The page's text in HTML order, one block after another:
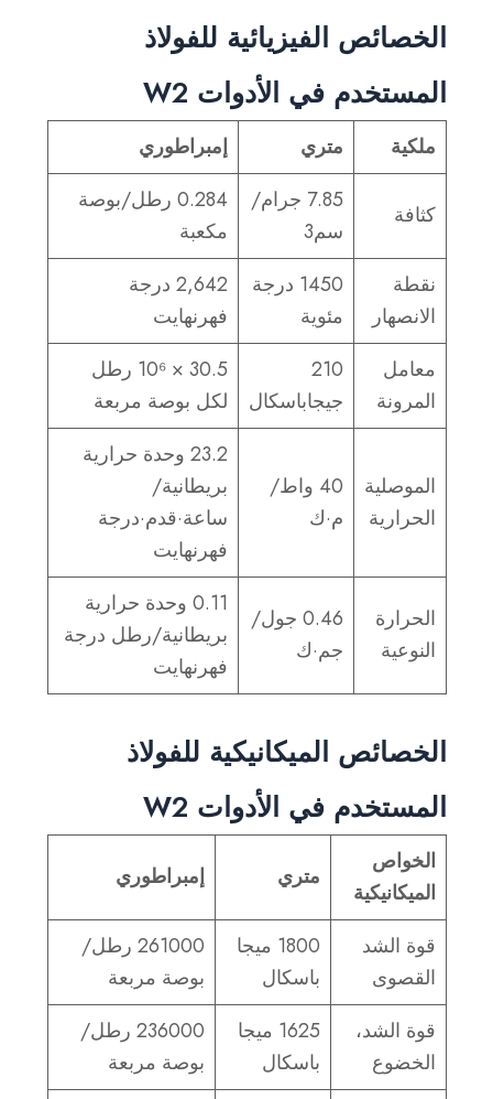
الخصائص الفيزيائية للفولاذ
المستخدم في الأدوات W2
ملكية متري إمبراطوري
كثافة
7.85 جرام/
سم3
0.284 رطل/بوصة
مكعبة
نقطة
الانصهار
1450 درجة
مئوية
2,642 درجة
فهرنهايت
معامل
المرونة
210
جيجاباسكال
30.5 × 10⁶ رطل
لكل بوصة مربعة
الموصلية
الحرارية
40 واط/
م·ك
23.2 وحدة حرارية
بريطانية/
ساعة·قدم·درجة
فهرنهايت
الحرارة
النوعية
0.46 جول/
جم·ك
0.11 وحدة حرارية
بريطانية/رطل درجة
فهرنهايت
الخصائص الميكانيكية للفولاذ
المستخدم في الأدوات W2
الخواص
الميكانيكية
متري إمبراطوري
قوة الشد
القصوى
1800 ميجا
باسكال
261000 رطل/
بوصة مربعة
قوة الشد،
الخضوع
1625 ميجا
باسكال
236000 رطل/
بوصة مربعة